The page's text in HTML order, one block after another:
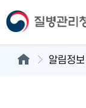
알림정보